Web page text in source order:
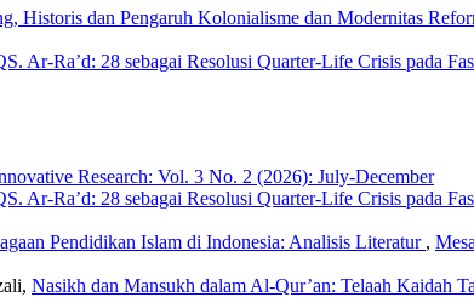
Historis dan Pengaruh Kolonialisme dan Modernitas
Ar-Ra’d: 28 sebagai Resolusi Quarter-Life Crisis pada
Research: Vol. 3 No. 2 (2026): July-December
Ar-Ra’d: 28 sebagai Resolusi Quarter-Life Crisis pada
Pendidikan Islam di Indonesia: Analisis Literatur ,
Nasikh dan Mansukh dalam Al-Qur’an: Telaah Kaidah